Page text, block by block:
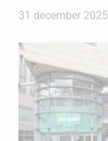
31 december 2025